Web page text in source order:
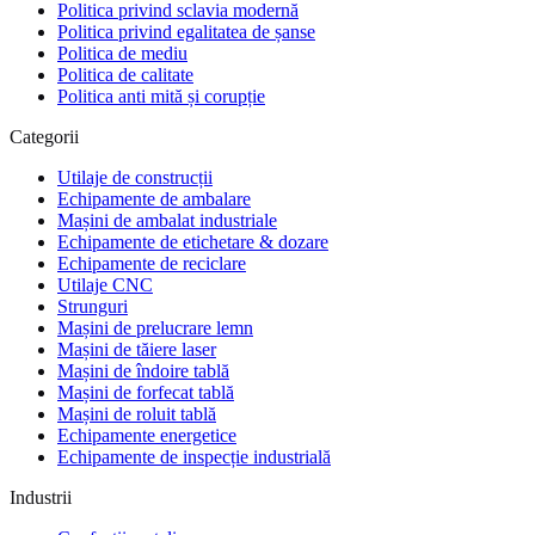
„Aveam un audit pe finanțarea PNRR și
echipamentul promis nu apăruse. Uzinex l-a
livrat și pus în funcțiune în 5 zile. Auditorii au
plecat mulțumiți, dosarul a trecut fără
observații."
Facility Manager · DataCenter One
Politica privind sclavia modernă
Politica privind egalitatea de șanse
Politica de mediu
Politica de calitate
Politica anti mită și corupție
Categorii
Utilaje de construcții
Echipamente de ambalare
Mașini de ambalat industriale
Echipamente de etichetare & dozare
Echipamente de reciclare
Utilaje CNC
Strunguri
Mașini de prelucrare lemn
Mașini de tăiere laser
Mașini de îndoire tablă
Mașini de forfecat tablă
Mașini de roluit tablă
Echipamente energetice
Echipamente de inspecție industrială
Industrii